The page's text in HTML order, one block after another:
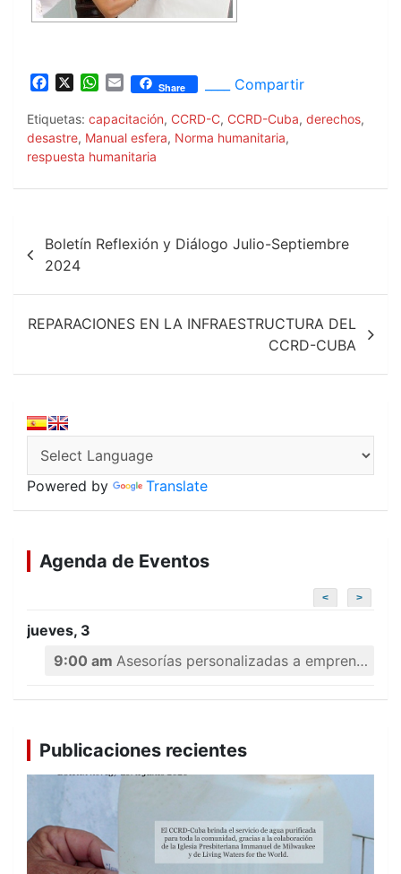
c
e
b
o
W
a
t
s
p
E
a
i
l
Share ____ Compartir
Etiquetas: capacitación, CCRD-C, CCRD-Cuba, derechos,
desastre, Manual esfera, Norma humanitaria,
respuesta humanitaria
Navegación
de
entradas
Boletín Reflexión y Diálogo Julio-Septiembre
2024
REPARACIONES EN LA INFRAESTRUCTURA DEL
CCRD-CUBA
Powered by Translate
Agenda de Eventos
< >
jueves, 3
9:00 am Asesorías personalizadas a emprendedores
Publicaciones recientes